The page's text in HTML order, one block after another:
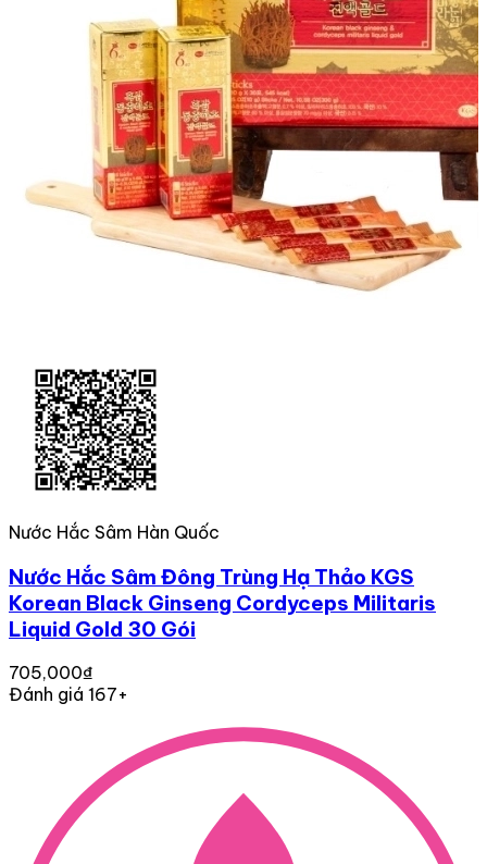
Nước Hắc Sâm Hàn Quốc
Nước Hắc Sâm Đông Trùng Hạ Thảo KGS
Korean Black Ginseng Cordyceps Militaris
Liquid Gold 30 Gói
705,000₫
Đánh giá 167+